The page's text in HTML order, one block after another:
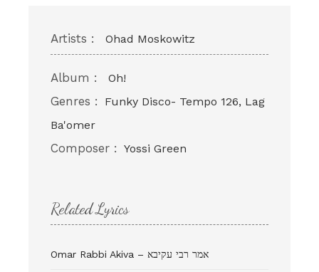
Artists : Ohad Moskowitz
Album : Oh!
Genres :
Funky Disco- Tempo 126, Lag
Ba'omer
Composer : Yossi Green
Related Lyrics
Omar Rabbi Akiva – אמר רבי עקיבא